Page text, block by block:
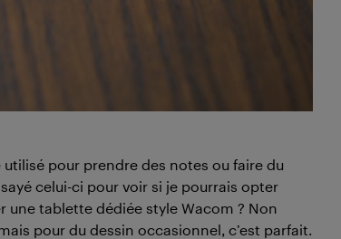
pour prendre des notes ou faire du
celui-ci pour voir si je pourrais opter
une tablette dédiée style Wacom ? Non
pour du dessin occasionnel, c’est parfait.